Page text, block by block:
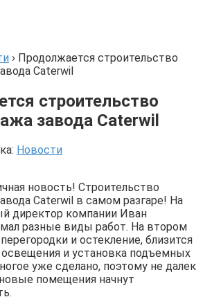
› Продолжается строительство
Caterwil
строительство
завода Caterwil
Новости
новость! Строительство
Caterwil в самом разгаре! На
директор компании Иван
разные виды работ. На втором
и остекление, близится
и установка подъемных
уже сделано, поэтому не далек
помещения начнут